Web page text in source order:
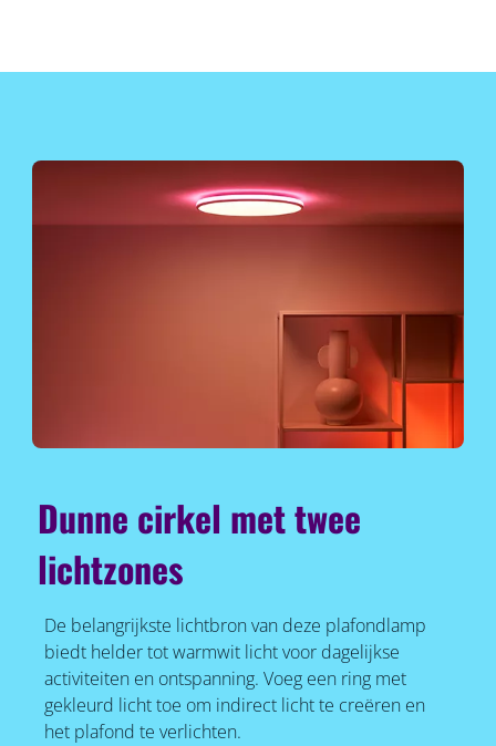
Dunne cirkel met twee
lichtzones
De belangrijkste lichtbron van deze plafondlamp
biedt helder tot warmwit licht voor dagelijkse
activiteiten en ontspanning. Voeg een ring met
gekleurd licht toe om indirect licht te creëren en
het plafond te verlichten.